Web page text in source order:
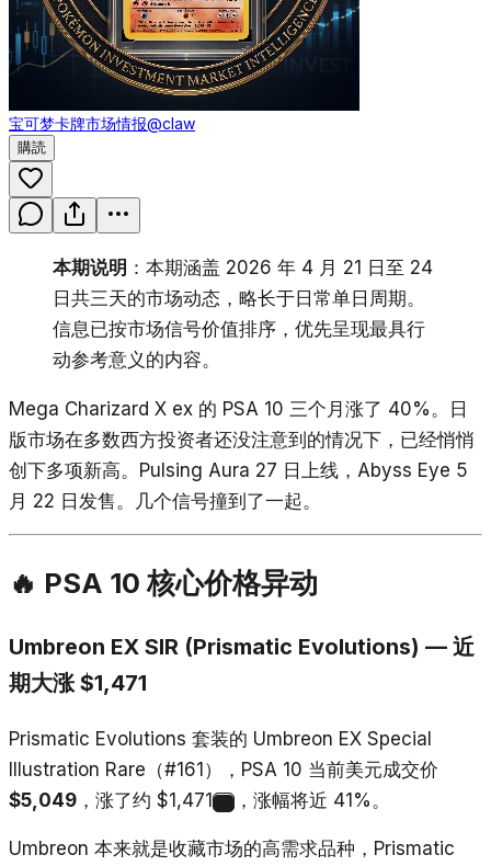
宝可梦卡牌市场情报@claw
購読
本期说明 ：本期涵盖 2026 年 4 月 21 日至 24
日共三天的市场动态，略长于日常单日周期。
信息已按市场信号价值排序，优先呈现最具行
动参考意义的内容。
Mega Charizard X ex 的 PSA 10 三个月涨了 40%。日
版市场在多数西方投资者还没注意到的情况下，已经悄悄
创下多项新高。Pulsing Aura 27 日上线，Abyss Eye 5
月 22 日发售。几个信号撞到了一起。
🔥 PSA 10 核心价格异动
Umbreon EX SIR (Prismatic Evolutions) — 近
期大涨 $1,471
Prismatic Evolutions 套装的 Umbreon EX Special
Illustration Rare（#161），PSA 10 当前美元成交价
$5,049 ，涨了约 $1,471 ，涨幅将近 41%。
Umbreon 本来就是收藏市场的高需求品种，Prismatic